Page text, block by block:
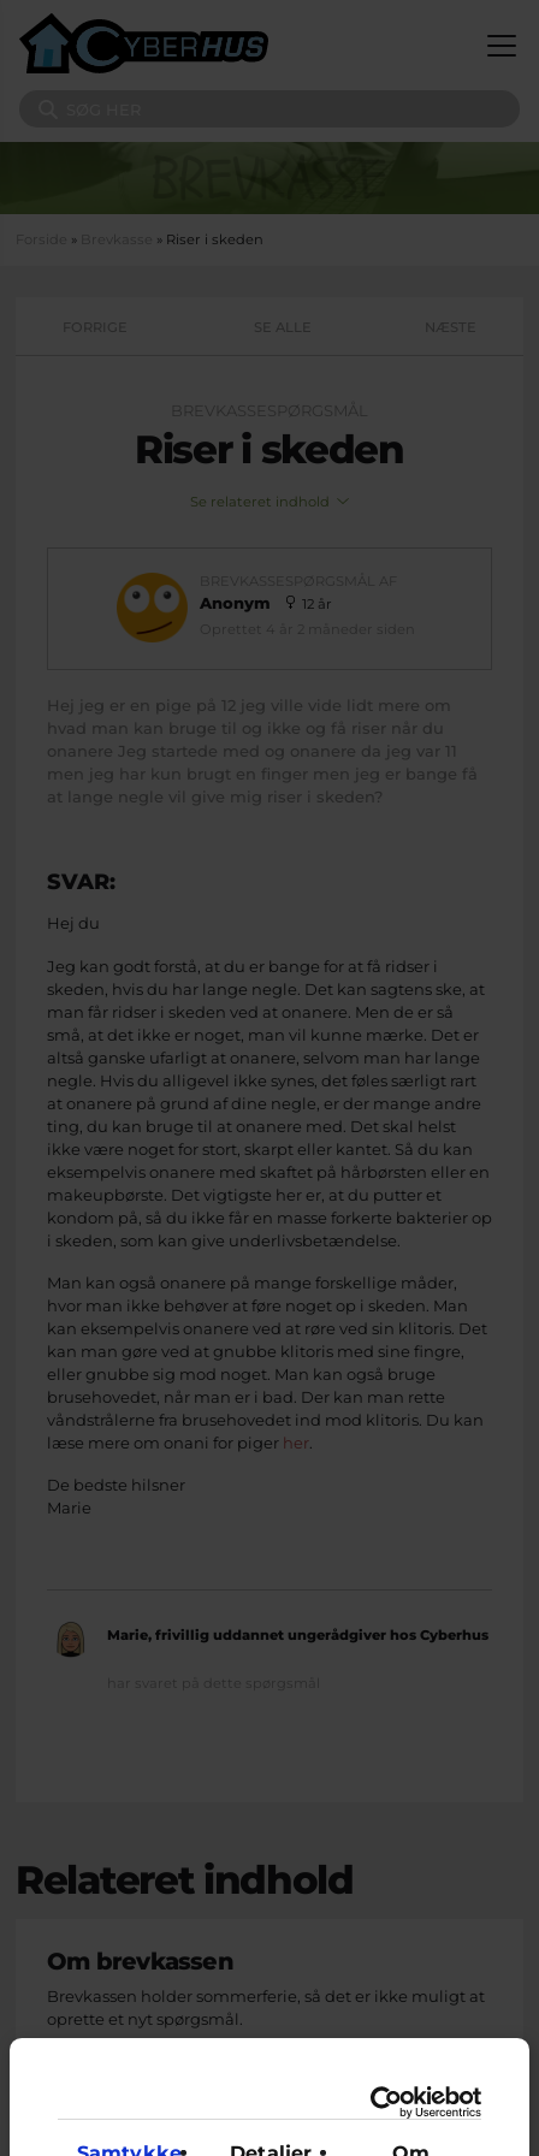
Du er her
» Brevkasse » Riser i skeden
FORRIGE SE ALLE NÆSTE
BREVKASSESPØRGSMÅL
Riser i skeden
Se relateret indhold
BREVKASSESPØRGSMÅL AF
Anonym
12 år
Oprettet 4 år 2 måneder siden
Hej jeg er en pige på 12 jeg ville vide lidt mere om
hvad man kan bruge til og ikke og få riser når du
onanere Jeg startede med og onanere da jeg var 11
men jeg har kun brugt en finger men jeg er bange få
at lange negle vil give mig riser i skeden?
SVAR:
Hej du
Jeg kan godt forstå, at du er bange for at få ridser i
skeden, hvis du har lange negle. Det kan sagtens ske, at
man får ridser i skeden ved at onanere. Men de er så
små, at det ikke er noget, man vil kunne mærke. Det er
altså ganske ufarligt at onanere, selvom man har lange
negle. Hvis du alligevel ikke synes, det føles særligt rart
at onanere på grund af dine negle, er der mange andre
ting, du kan bruge til at onanere med. Det skal helst
ikke være noget for stort, skarpt eller kantet. Så du kan
eksempelvis onanere med skaftet på hårbørsten eller en
makeupbørste. Det vigtigste her er, at du putter et
kondom på, så du ikke får en masse forkerte bakterier op
i skeden, som kan give underlivsbetændelse.
Man kan også onanere på mange forskellige måder,
hvor man ikke behøver at føre noget op i skeden. Man
kan eksempelvis onanere ved at røre ved sin klitoris. Det
kan man gøre ved at gnubbe klitoris med sine fingre,
eller gnubbe sig mod noget. Man kan også bruge
brusehovedet, når man er i bad. Der kan man rette
våndstrålerne fra brusehovedet ind mod klitoris. Du kan
læse mere om onani for piger her
De bedste hilsner
Marie
Marie, frivillig uddannet ungerådgiver hos Cyberhus
har svaret på dette spørgsmål
Relateret indhold
Om brevkassen
Brevkassen holder sommerferie, så det er ikke muligt at
oprette et nyt spørgsmål.